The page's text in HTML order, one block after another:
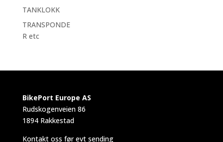
TANKLOKK
TRANSPONDE
R etc
BikePort Europe AS
Rudskogenveien 86
1894 Rakkestad
Kontakt oss før evt sending